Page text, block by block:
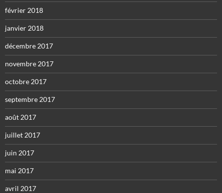
février 2018
janvier 2018
décembre 2017
novembre 2017
octobre 2017
septembre 2017
août 2017
juillet 2017
juin 2017
mai 2017
avril 2017